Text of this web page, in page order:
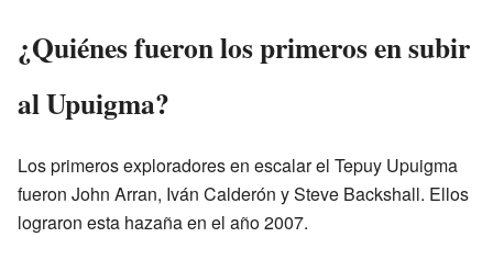
¿Quiénes fueron los primeros en subir
al Upuigma?
Los primeros exploradores en escalar el Tepuy Upuigma
fueron John Arran, Iván Calderón y Steve Backshall. Ellos
lograron esta hazaña en el año 2007.